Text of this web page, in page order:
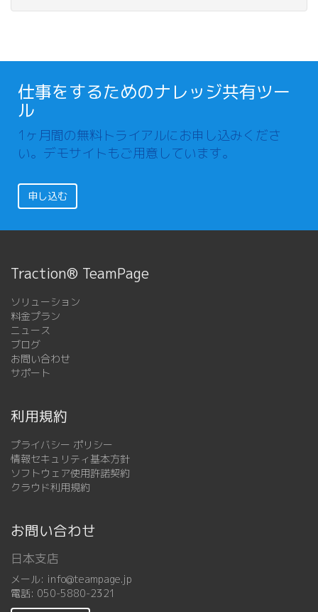
仕事をするためのナレッジ共有ツー
ル
1ヶ月間の無料トライアルにお申し込みくださ
い。デモサイトもご用意しています。
申し込む
Traction® TeamPage
ソリューション
料金プラン
ニュース
ブログ
お問い合わせ
サポート
利用規約
プライバシー ポリシー
情報セキュリティ基本方針
ソフトウェア使用許諾契約
クラウド利用規約
お問い合わせ
日本支店
メール: info@teampage.jp
電話: 050-5880-2321